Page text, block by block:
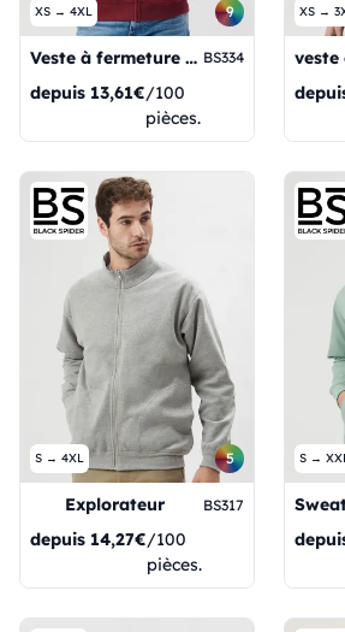
XS → 4XL 9
Veste à fermeture éclair intégrale BS334
depuis 13,61€/100
pièces.
XS →
S → 4XL 5
Explorateur BS317
depuis 14,27€/100
pièces.
S →